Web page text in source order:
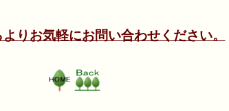
りお気軽にお問い合わせください。